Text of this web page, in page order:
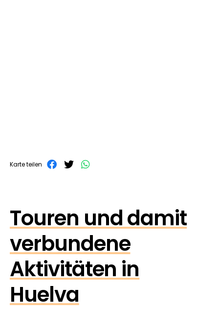
Karte teilen
Touren und damit
verbundene
Aktivitäten in
Huelva